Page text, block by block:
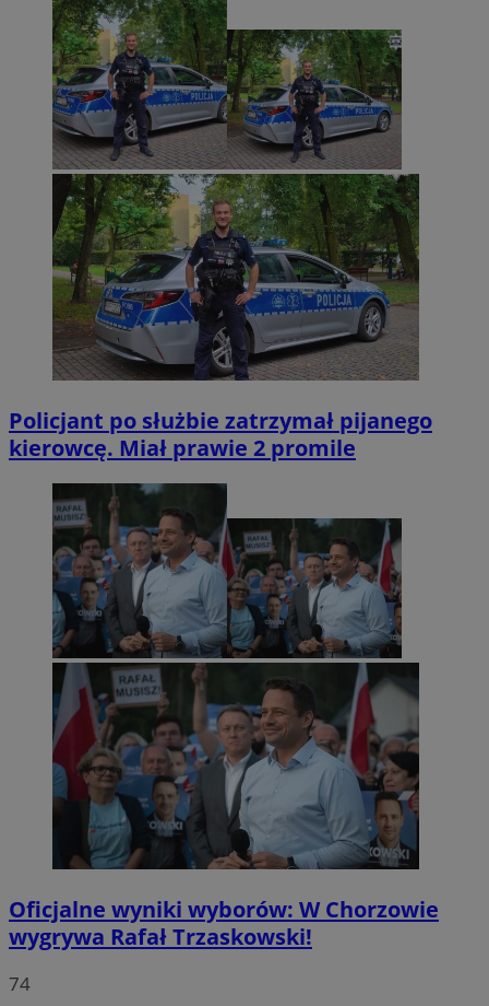
Policjant po służbie zatrzymał pijanego
kierowcę. Miał prawie 2 promile
Oficjalne wyniki wyborów: W Chorzowie
wygrywa Rafał Trzaskowski!
74